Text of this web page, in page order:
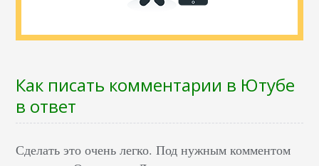
Как писать комментарии в Ютубе
в ответ
Сделать это очень легко. Под нужным комментом